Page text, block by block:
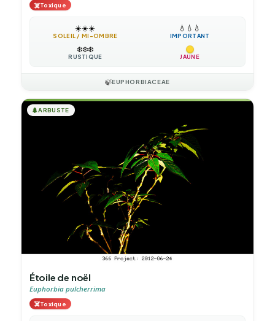
☠️Toxique
☀️☀️☀️
SOLEIL / MI-OMBRE
💧 💧 💧
IMPORTANT
❄️❄️❄️
RUSTIQUE JAUNE
🍃EUPHORBIACEAE
🌲ARBUSTE
Étoile de noël
Euphorbia pulcherrima
☠️Toxique